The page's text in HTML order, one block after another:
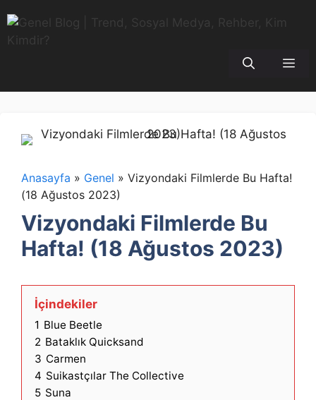
atla
Anasayfa » Genel » Vizyondaki Filmlerde Bu Hafta!
(18 Ağustos 2023)
Vizyondaki Filmlerde Bu
Hafta! (18 Ağustos 2023)
İçindekiler
1 Blue Beetle
2 Bataklık Quicksand
3 Carmen
4 Suikastçılar The Collective
5 Suna